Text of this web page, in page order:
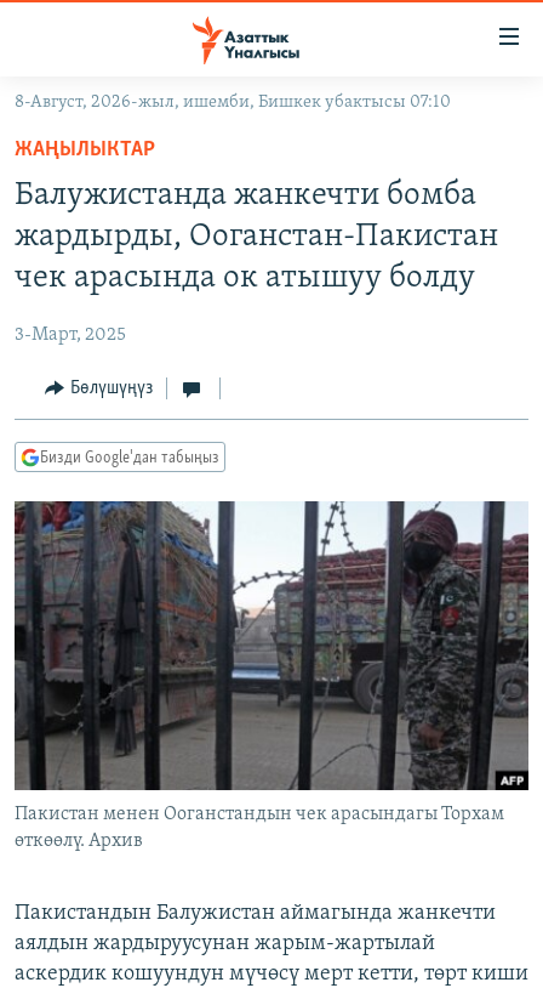
Навигацияга
өтүңүз
Издөөгө
салыңызКЫРГЫЗСТАН
МАДАНИЯТ
ДҮЙНӨ
УКРАИНА
ТВ ПРОГРАММАЛАР
БҮГҮН АЗАТТЫКТА
ДАНИСТЕ
ЭЖЕ-СИҢДИЛЕР
АЗАТТЫК+
ЫҢГАЙСЫЗ СУРООЛОР
ПОДКАСТ
Русский
ОНЛАЙН ШЕРИНЕ
ЭЕ/АРнун бардык сайттары
8-Август, 2026-жыл, ишемби, Бишкек убактысы 07:10
ЖАҢЫЛЫКТАР
Балужистанда жанкечти бомба
жардырды, Ооганстан-Пакистан
чек арасында ок атышуу болду
3-Март, 2025
Бөлүшүңүз
Бизди Google'дан табыңыз
Пакистан менен Ооганстандын чек арасындагы Торхам
өткөөлү. Архив
Пакистандын Балужистан аймагында жанкечти
аялдын жардыруусунан жарым-жартылай
аскердик кошуундун мүчөсү мерт кетти, төрт киши